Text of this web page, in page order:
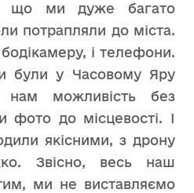
що ми дуже багато
потрапляли до міста.
і телефони.
були у Часовому Яру
нам можливість без
фото до місцевості. І
якісними, з дрону
Звісно, весь наш
ми не виставляємо